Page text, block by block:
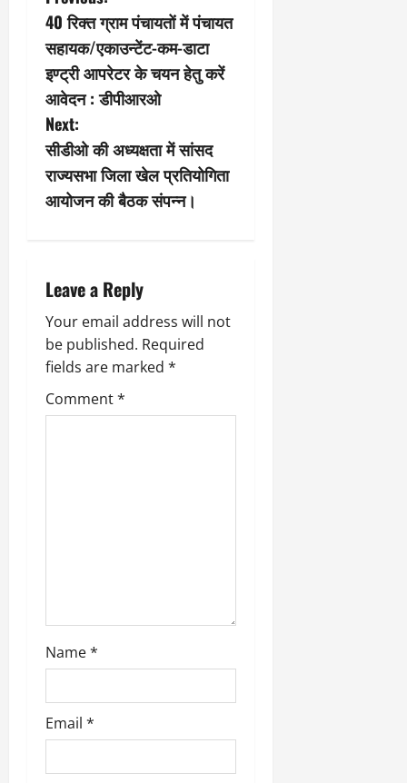
o
s
t
n
a
g
a
t
i
40 रिक्त ग्राम पंचायतों में पंचायत
सहायक/एकाउन्टेंट-कम-डाटा
इण्ट्री आपरेटर के चयन हेतु करें
आवेदन : डीपीआरओ
Next:
सीडीओ की अध्यक्षता में सांसद
राज्यसभा जिला खेल प्रतियोगिता
आयोजन की बैठक संपन्न।
Leave a Reply
Your email address will not
be published. Required
fields are marked *
Comment*
Name*
Email *